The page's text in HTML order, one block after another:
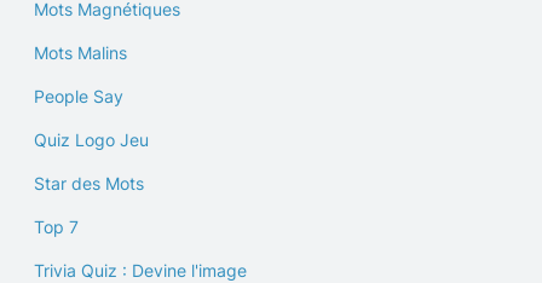
Mots Magnétiques
Mots Malins
People Say
Quiz Logo Jeu
Star des Mots
Top 7
Trivia Quiz : Devine l'image